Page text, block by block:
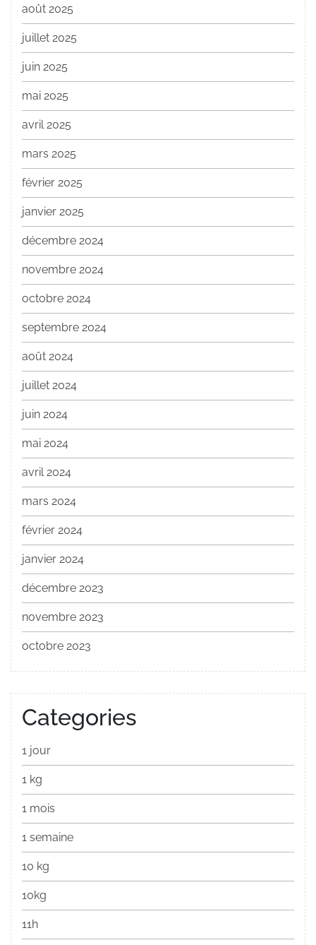
août 2025
juillet 2025
juin 2025
mai 2025
avril 2025
mars 2025
février 2025
janvier 2025
décembre 2024
novembre 2024
octobre 2024
septembre 2024
août 2024
juillet 2024
juin 2024
mai 2024
avril 2024
mars 2024
février 2024
janvier 2024
décembre 2023
novembre 2023
octobre 2023
Categories
1 jour
1 kg
1 mois
1 semaine
10 kg
10kg
11h